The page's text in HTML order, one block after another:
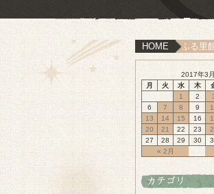
HOME
ふる里
2017年3月
月
火 水 木
« 2月
1 2
6
7 8 9
13
14 15 16
20
21 22 23
27
28 29 30